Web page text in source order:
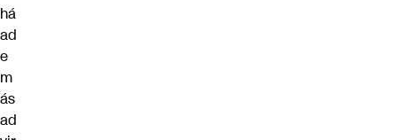
há
ad
e
m
ás
ad